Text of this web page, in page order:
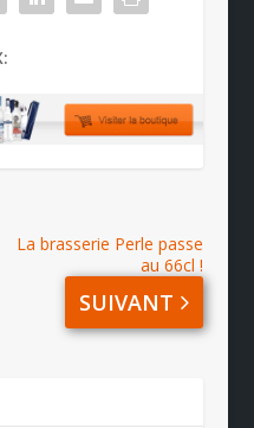
La brasserie Perle passe
au 66cl !
SUIVANT